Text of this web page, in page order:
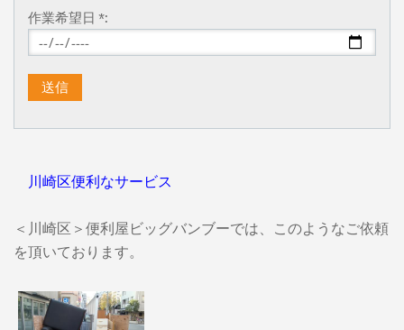
作業希望日 *:
川崎区便利なサービス
＜川崎区＞便利屋ビッグバンブーでは、このようなご依頼
を頂いております。